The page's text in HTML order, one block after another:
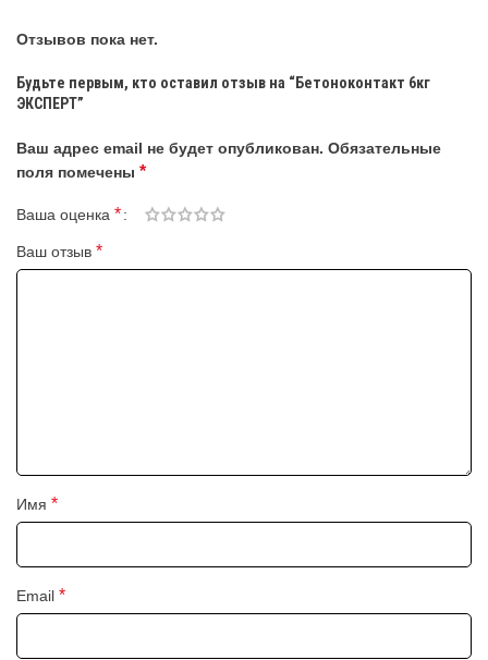
Отзывов пока нет.
Будьте первым, кто оставил отзыв на “Бетоноконтакт 6кг
ЭКСПЕРТ”
Ваш адрес email не будет опубликован. Обязательные
поля помечены *
Ваша оценка *
Ваш отзыв *
Имя *
Email *